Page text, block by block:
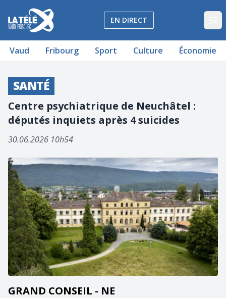
La Télé - Télévision régionale Vaud et Fribourg
EN DIRECT
Vaud Fribourg Sport Culture Économie
SANTÉ
Centre psychiatrique de Neuchâtel :
députés inquiets après 4 suicides
30.06.2026 10h54
GRAND CONSEIL - NE